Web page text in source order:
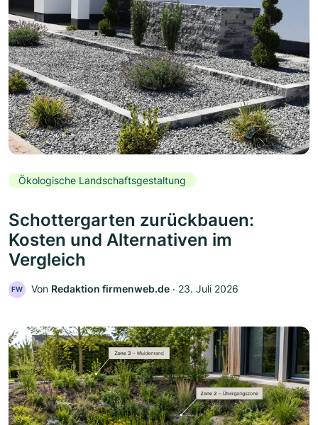
Ökologische Landschaftsgestaltung
Schottergarten zurückbauen:
Kosten und Alternativen im
Vergleich
FW Von Redaktion firmenweb.de ‧ 23. Juli 2026